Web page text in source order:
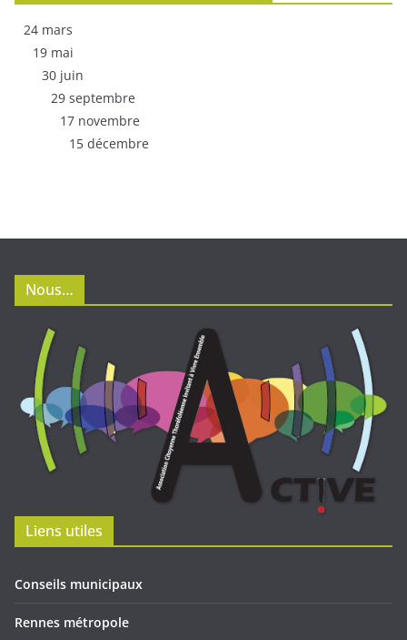
24 mars
19 mai
30 juin
29 septembre
17 novembre
15 décembre
Nous…
Liens utiles
Conseils municipaux
Rennes métropole